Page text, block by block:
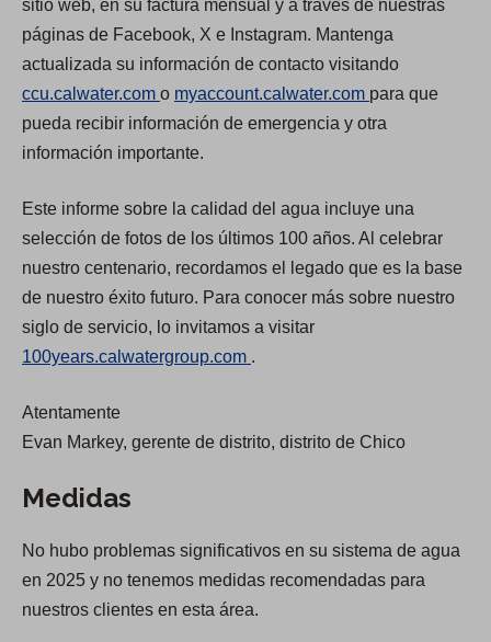
sitio web, en su factura mensual y a través de nuestras
páginas de Facebook, X e Instagram. Mantenga
actualizada su información de contacto visitando
ccu.calwater.com (
O
p
n
s
i
n
a
n
t
o myaccount.calwater.com (
O
n
s
i
n
t
para que
pueda recibir información de emergencia y otra
información importante.
Este informe sobre la calidad del agua incluye una
selección de fotos de los últimos 100 años. Al celebrar
nuestro centenario, recordamos el legado que es la base
de nuestro éxito futuro. Para conocer más sobre nuestro
siglo de servicio, lo invitamos a visitar
100years.calwatergroup.com
e
n
a
n
.
Atentamente
Evan Markey, gerente de distrito, distrito de Chico
Medidas
No hubo problemas significativos en su sistema de agua
en 2025 y no tenemos medidas recomendadas para
nuestros clientes en esta área.